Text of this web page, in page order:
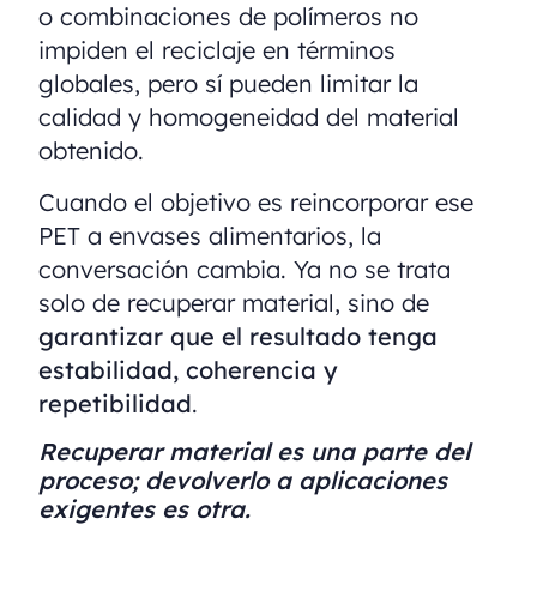
o combinaciones de polímeros no
impiden el reciclaje en términos
globales, pero sí pueden limitar la
calidad y homogeneidad del material
obtenido.
Cuando el objetivo es reincorporar ese
PET a envases alimentarios, la
conversación cambia. Ya no se trata
solo de recuperar material, sino de
garantizar que el resultado tenga
estabilidad, coherencia y
repetibilidad.
Recuperar material es una parte del
proceso; devolverlo a aplicaciones
exigentes es otra.